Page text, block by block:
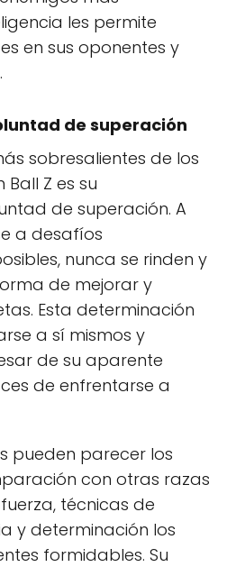
les permite
en sus oponentes y
de superación
sobresalientes de los
Z es su
de superación. A
a desafíos
nunca se rinden y
de mejorar y
Esta determinación
a sí mismos y
de su aparente
de enfrentarse a
pueden parecer los
con otras razas
técnicas de
y determinación los
formidables. Su